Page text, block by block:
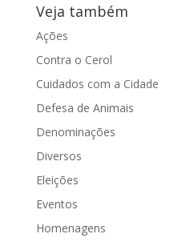
Veja também
Ações
Contra o Cerol
Cuidados com a Cidade
Defesa de Animais
Denominações
Diversos
Eleições
Eventos
Homenagens